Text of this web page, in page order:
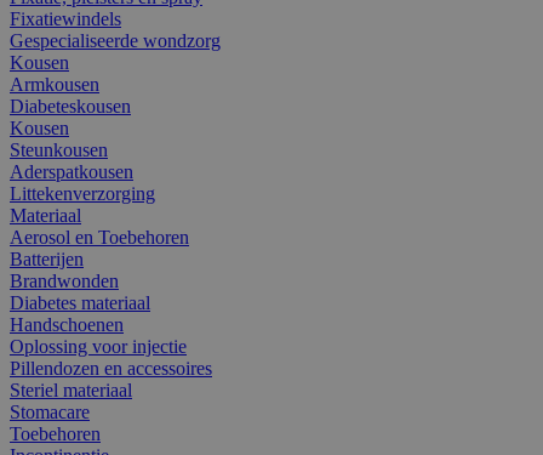
Fixatiewindels
Gespecialiseerde wondzorg
Kousen
Armkousen
Diabeteskousen
Kousen
Steunkousen
Aderspatkousen
Littekenverzorging
Materiaal
Aerosol en Toebehoren
Batterijen
Brandwonden
Diabetes materiaal
Handschoenen
Oplossing voor injectie
Pillendozen en accessoires
Steriel materiaal
Stomacare
Toebehoren